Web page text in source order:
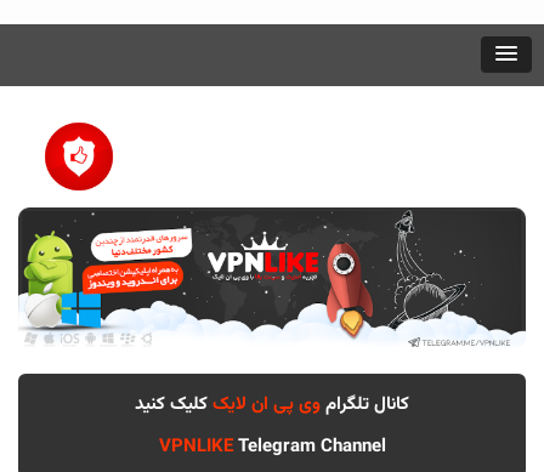
کانال تلگراموی پی ان لایککلیک کنید
VPNLIKETelegram Channel